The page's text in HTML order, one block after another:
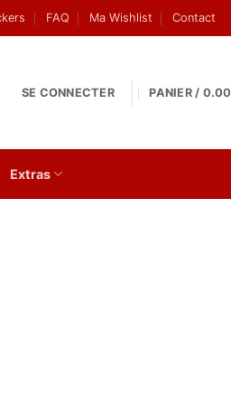
FAQ Ma Wishlist Contact
SE CONNECTER PANIER / 0.00
Extras